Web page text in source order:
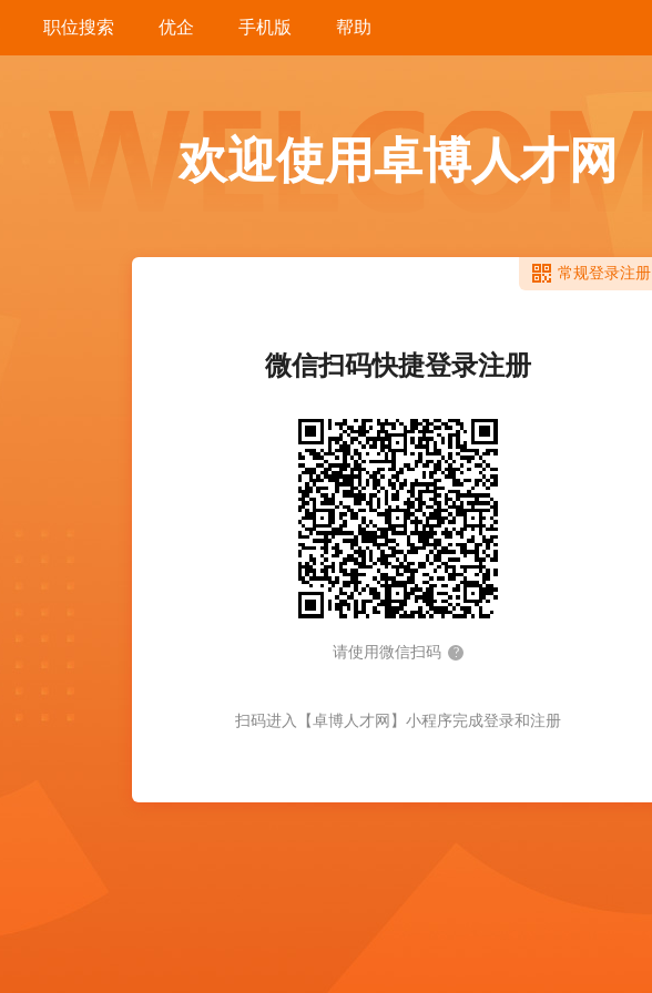
职位搜索 优企 手机版 帮助
欢迎使用卓博人才网
常规登录注册
微信扫码快捷登录注册
请使用微信扫码 ?
扫码进入【卓博人才网】小程序完成登录和注册